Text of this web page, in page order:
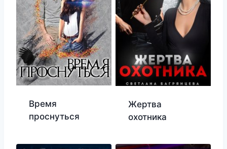
Время
проснуться
Жертва
охотника